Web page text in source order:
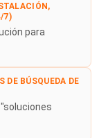
7)
para
BÚSQUEDA DE